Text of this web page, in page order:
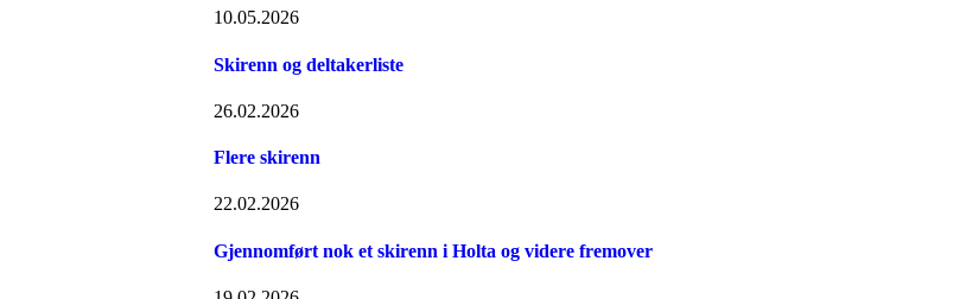
10.05.2026
Skirenn og deltakerliste
26.02.2026
Flere skirenn
22.02.2026
Gjennomført nok et skirenn i Holta og videre fremover